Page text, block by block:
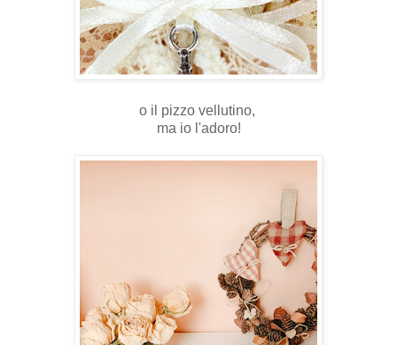
o il pizzo vellutino,
ma io l'adoro!